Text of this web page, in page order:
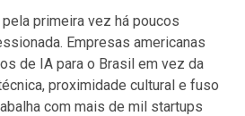
primeira vez há poucos
Empresas americanas
de IA para o Brasil em vez da
proximidade cultural e fuso
com mais de mil startups